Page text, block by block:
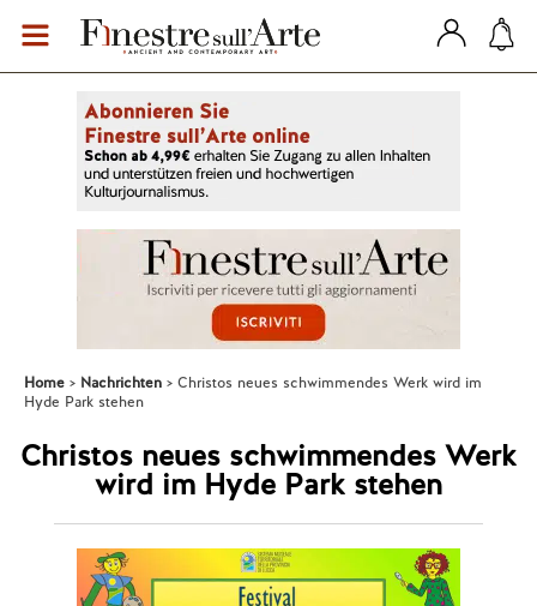
Home Nachrichten
Christos neues schwimmendes Werk wird im
Hyde Park stehen
Christos neues schwimmendes Werk
wird im Hyde Park stehen